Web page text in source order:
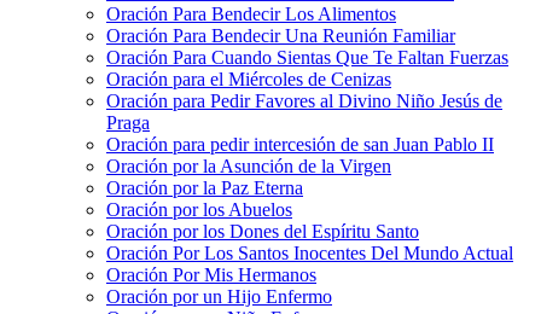
Oración Para Bendecir Los Alimentos
Oración Para Bendecir Una Reunión Familiar
Oración Para Cuando Sientas Que Te Faltan Fuerzas
Oración para el Miércoles de Cenizas
Oración para Pedir Favores al Divino Niño Jesús de
Praga
Oración para pedir intercesión de san Juan Pablo II
Oración por la Asunción de la Virgen
Oración por la Paz Eterna
Oración por los Abuelos
Oración por los Dones del Espíritu Santo
Oración Por Los Santos Inocentes Del Mundo Actual
Oración Por Mis Hermanos
Oración por un Hijo Enfermo